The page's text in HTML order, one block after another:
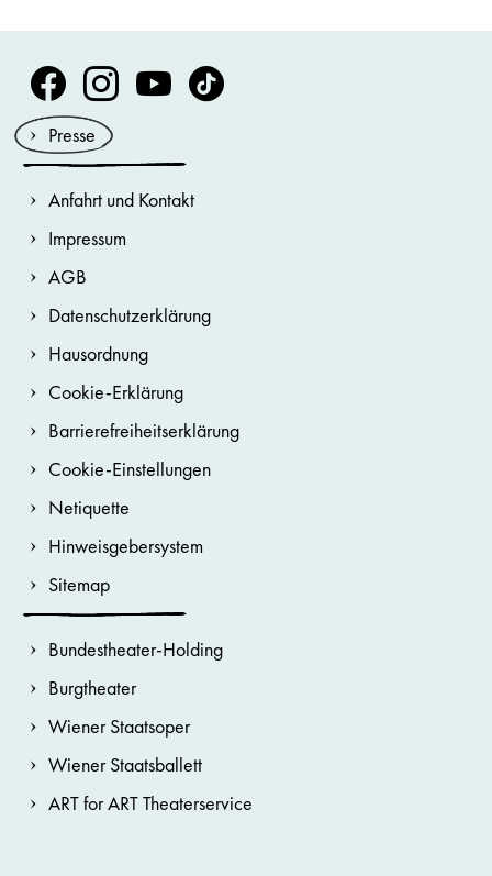
Volksoper Facebook
Volksoper Instagram
Volksoper Youtube
Volksoper TikTok
Presse
Anfahrt und Kontakt
Impressum
AGB
Datenschutzerklärung
Hausordnung
Cookie-Erklärung
Barrierefreiheitserklärung
Cookie-Einstellungen
Netiquette
Hinweisgebersystem
Sitemap
Bundestheater-Holding
Burgtheater
Wiener Staatsoper
Wiener Staatsballett
ART for ART Theaterservice